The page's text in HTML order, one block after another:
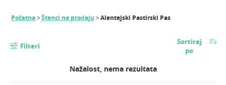
Početna Štenci na prodaju Alentejski Pastirski Pas
Filteri
Sortiraj
po
Nažalost, nema rezultata